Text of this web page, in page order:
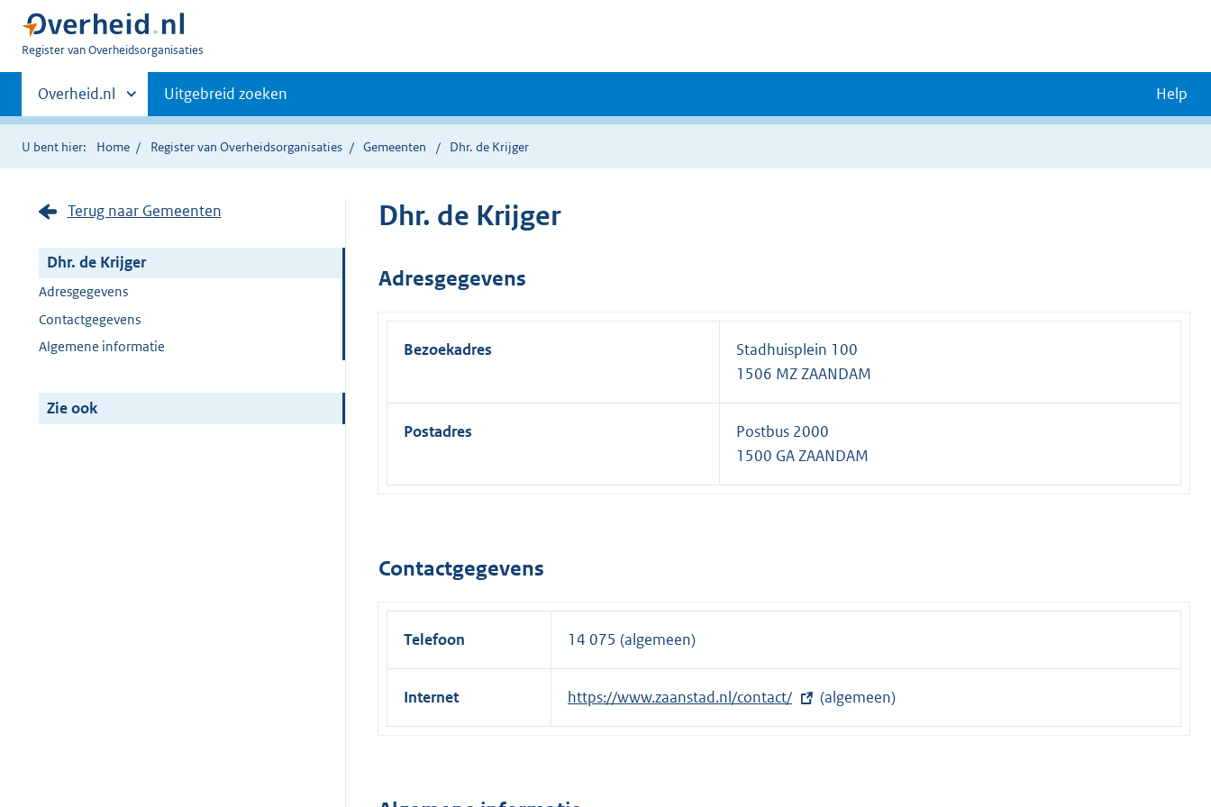
U
Register van Overheidsorganisaties
Primaire
navigatie
Andere
sites
binnen
Overheid.nl Uitgebreid zoeken Help
U bent hier: Home Register van Overheidsorganisaties Gemeenten Dhr. de Krijger
Terug naar Gemeenten
Dhr. de Krijger
Adresgegevens
Contactgegevens
Algemene informatie
Zie ook
Dhr. de Krijger
Adresgegevens
Bezoekadres
Stadhuisplein 100
1506 MZ ZAANDAM
Postadres
Postbus 2000
1500 GA ZAANDAM
Contactgegevens
Telefoon 14 075 (algemeen)
Internet
E
x
https://www.zaanstad.nl/contact/ (algemeen)